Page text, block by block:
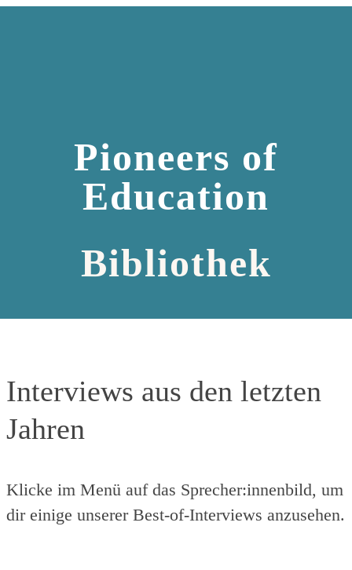
Pioneers of
Education
Bibliothek
Interviews aus den letzten
Jahren
Klicke im Menü auf das Sprecher:innenbild, um
dir einige unserer Best-of-Interviews anzusehen.